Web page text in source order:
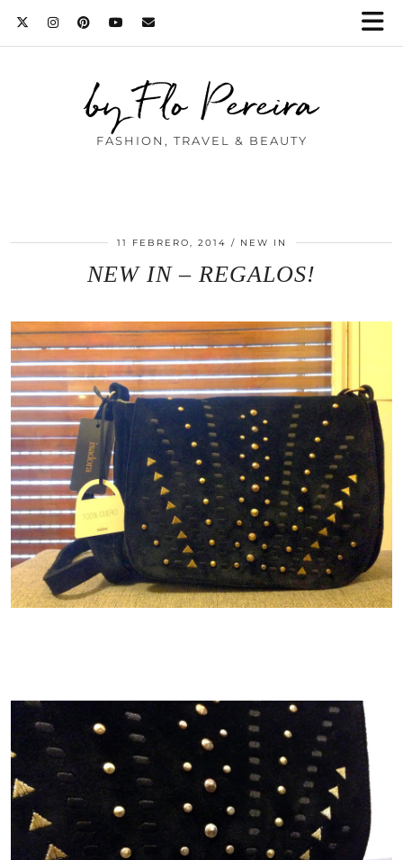
by Flo Pereira
FASHION, TRAVEL & BEAUTY
11 FEBRERO, 2014 NEW IN
NEW IN – REGALOS!